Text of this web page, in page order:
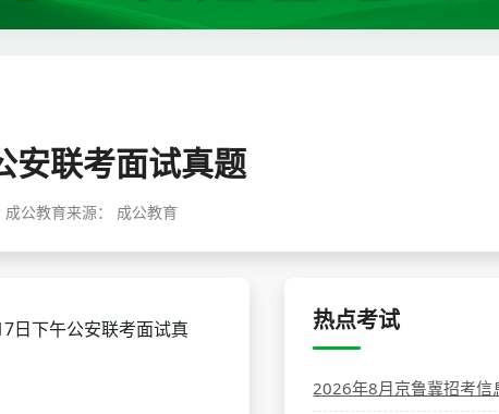
北京
内蒙古
表
录
题
北京
内蒙古
北京
内蒙古
职位表
面试补录
历年真题
北京
内蒙古
安联考面试真题
成公教育来源： 成公教育
日下午公安联考面试真
热点考试
2026年8月京鲁冀招考信